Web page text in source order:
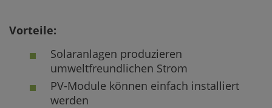
Vorteile:
Solaranlagen produzieren
umweltfreundlichen Strom
PV-Module können einfach installiert
werden